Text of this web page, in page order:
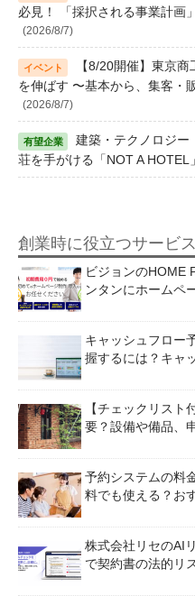
必見！ 「採択される事業計画
(2026/8/7)
【8/20開催】東京
を伸ばす 〜基本から、集客・
(2026/8/7)
建築・テクノロジー
荘を手がける「NOT A HOTEL
創業時に役立つサービス
ビジョンのHOME
ンタンにホームペ
キャッシュフロー
握するには？キャ
【チェックリス
要？設備や備品、
予約システムの料
料でも使える？お
株式会社リセのAI
で契約書の法的リ